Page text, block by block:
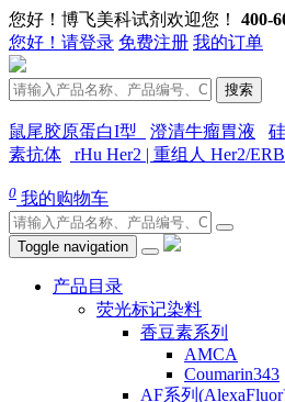
您好！博飞美科试剂欢迎您！ 400-
您好！请登录 免费注册 我的订单
搜索
鼠尾胶原蛋白I型 澄清牛瘤胃液
素抗体
rHu Her2 | 重组人 Her2/
0 我的购物车
Toggle navigation
产品目录
荧光标记染料
香豆素系列
AMCA
Coumarin343
AF系列